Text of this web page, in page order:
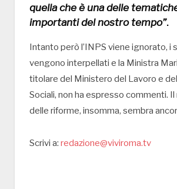
quella che è una delle
importanti del nostro tempo”.
Intanto però l’INPS viene ignorato, i
vengono interpellati e la Ministra
titolare del Ministero del Lavoro e
Sociali, non ha espresso commenti.
delle riforme, insomma, sembra
Scrivi a: redazione@viviroma.tv